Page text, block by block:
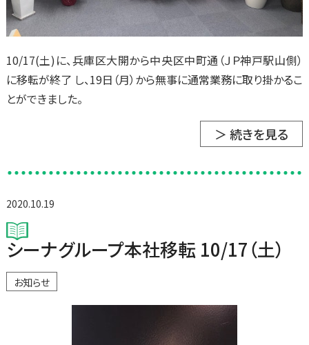
10/17(土)に、兵庫区大開から中央区中町通（ＪＰ神戸駅山側）
に移転が終了 し、19日（月）から無事に通常業務に取り掛かるこ
とができました。
＞ 続きを見る
2020.10.19
シーナグループ本社移転 10/17（土）
お知らせ